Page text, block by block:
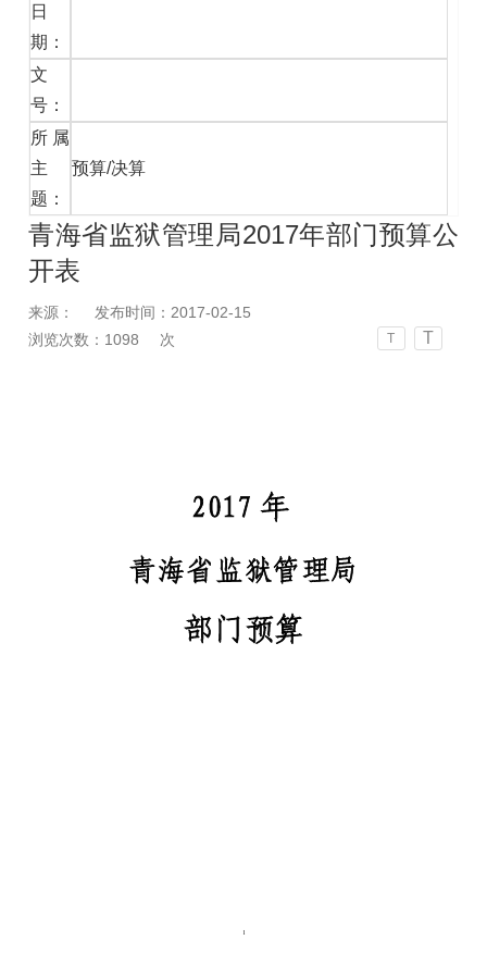
日
期：
文
号：
所属
主
题：
预算/决算
青海省监狱管理局2017年部门预算公
开表
来源：
发布时间：2017-02-15
浏览次数： 1098 次 T T